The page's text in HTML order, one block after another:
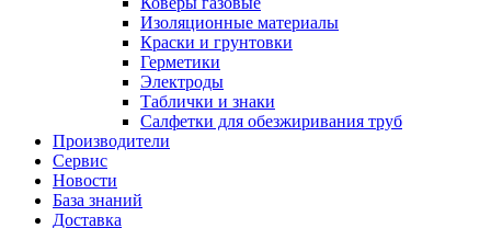
Изоляционные материалы
Краски и грунтовки
Герметики
Электроды
Таблички и знаки
Салфетки для обезжиривания труб
Производители
Сервис
Новости
База знаний
Доставка